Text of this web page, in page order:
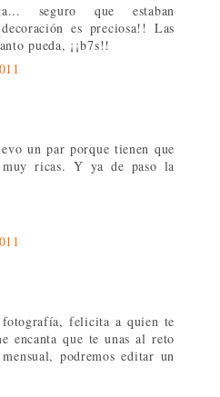
seguro que estaban
es preciosa!! Las
pueda, ¡¡b7s!!
un par porque tienen que
ricas. Y ya de paso la
fotografía, felicita a quien te
encanta que te unas al reto
podremos editar un